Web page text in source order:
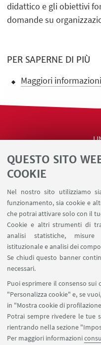
QUESTO SITO
COOKIE
Nel nostro sito utilizziamo
funzionamento, sia cookie e
che potrai attivare solo con il
Cookie e altri strumenti di
analisi statistiche, misure
istituzionale e analisi dei
Se chiudi questo banner
necessari.
Puoi esprimere il consenso
"Personalizza cookie" e, se
in "Mostra cookie di
Potrai sempre rivedere le tue
rientrando nella sezione
Per maggiori informazioni
didattico e gli obiettivi
domande su
PER SAPERNE DI PIÙ
Maggiori informazioni
SEGUI IL